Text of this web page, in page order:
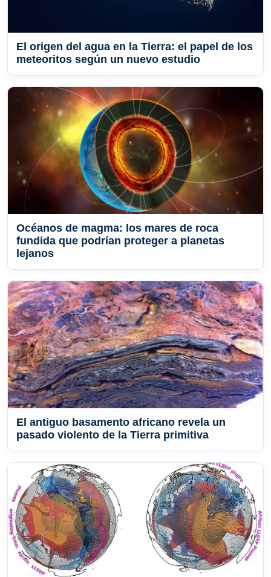
El origen del agua en la Tierra: el papel de los
meteoritos según un nuevo estudio
Océanos de magma: los mares de roca
fundida que podrían proteger a planetas
lejanos
El antiguo basamento africano revela un
pasado violento de la Tierra primitiva